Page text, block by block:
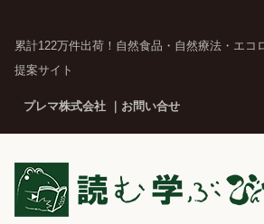
累計122万件出荷！自然食品・自然療法・エコ
提案サイト
プレマ株式会社 お問い合せ